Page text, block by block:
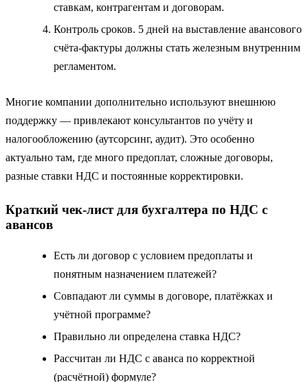
ставкам, контрагентам и договорам.
Контроль сроков. 5 дней на выставление авансового
счёта-фактуры должны стать железным внутренним
регламентом.
Многие компании дополнительно используют внешнюю
поддержку — привлекают консультантов по учёту и
налогообложению (аутсорсинг, аудит). Это особенно
актуально там, где много предоплат, сложные договоры,
разные ставки НДС и постоянные корректировки.
Краткий чек‑лист для бухгалтера по НДС с
авансов
Есть ли договор с условием предоплаты и
понятным назначением платежей?
Совпадают ли суммы в договоре, платёжках и
учётной программе?
Правильно ли определена ставка НДС?
Рассчитан ли НДС с аванса по корректной
(расчётной) формуле?